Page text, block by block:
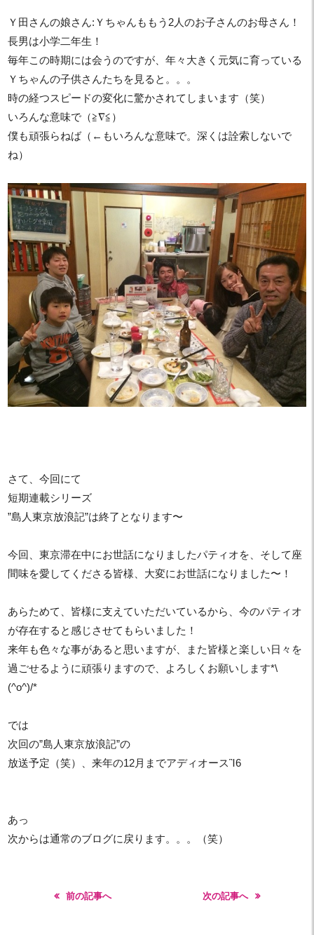
Ｙ田さんの娘さん:Ｙちゃんももう2人のお子さんのお母さん！
長男は小学二年生！
毎年この時期には会うのですが、年々大きく元気に育っている
Ｙちゃんの子供さんたちを見ると。。。
時の経つスピードの変化に驚かされてしまいます（笑）
いろんな意味で（≧∇≦）
僕も頑張らねば（←もいろんな意味で。深くは詮索しないで
ね）
さて、今回にて
短期連載シリーズ
”島人東京放浪記”は終了となります〜
今回、東京滞在中にお世話になりましたパティオを、そして座
間味を愛してくださる皆様、大変にお世話になりました〜！
あらためて、皆様に支えていただいているから、今のパティオ
が存在すると感じさせてもらいました！
来年も色々な事があると思いますが、また皆様と楽しい日々を
過ごせるように頑張りますので、よろしくお願いします*\
(^o^)/*
では
次回の”島人東京放浪記”の
放送予定（笑）、来年の12月までアディオースἻ6
あっ
次からは通常のブログに戻ります。。。（笑）
前の記事へ 次の記事へ